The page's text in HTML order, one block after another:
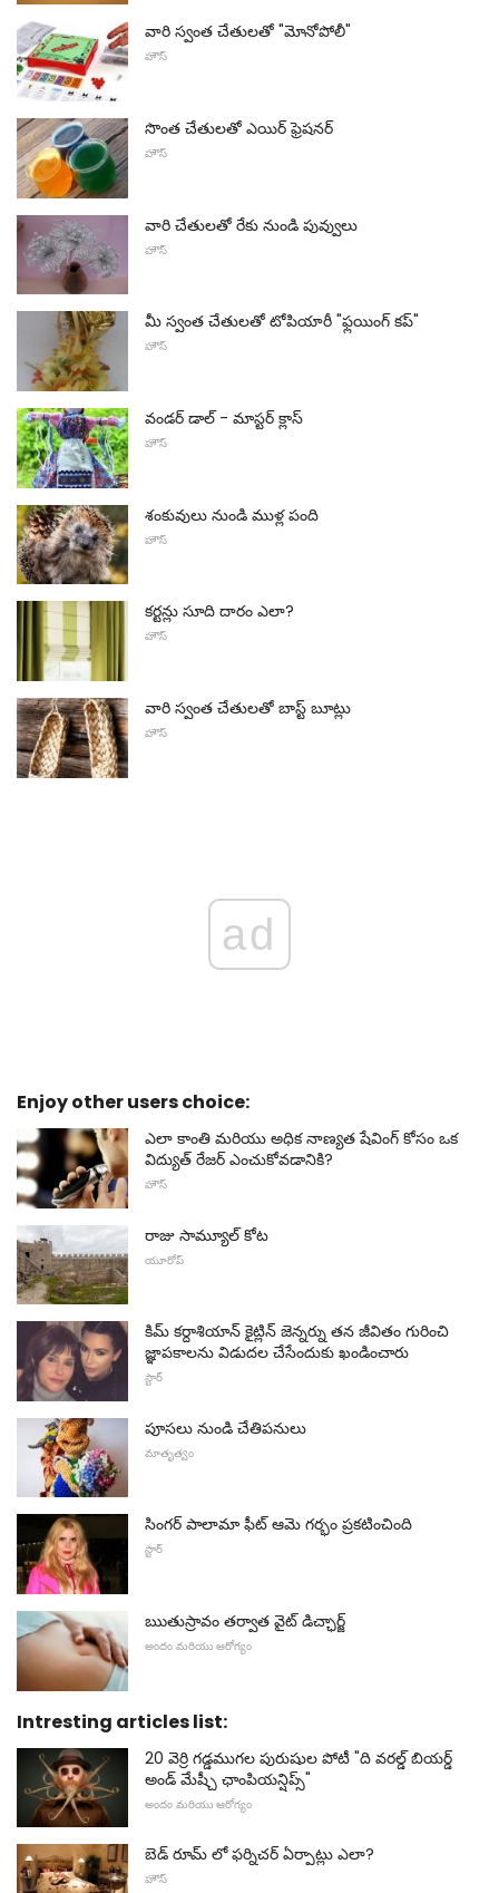
వారి స్వంత చేతులతో "మోనోపోలీ"
హౌస్
సొంత చేతులతో ఎయిర్ ఫ్రెషనర్
హౌస్
వారి చేతులతో రేకు నుండి పువ్వులు
హౌస్
మీ స్వంత చేతులతో టోపియారీ "ఫ్లయింగ్ కప్"
హౌస్
వండర్ డాల్ - మాస్టర్ క్లాస్
హౌస్
శంకువులు నుండి ముళ్ల పంది
హౌస్
కర్టన్లు సూది దారం ఎలా?
హౌస్
వారి స్వంత చేతులతో బాస్ట్ బూట్లు
హౌస్
ad
Enjoy other users choice:
ఎలా కాంతి మరియు అధిక నాణ్యత షేవింగ్ కోసం ఒక
విద్యుత్ రేజర్ ఎంచుకోవడానికి?
హౌస్
రాజు సామ్యూల్ కోట
యూరోప్
కిమ్ కర్దాశియాన్ కైట్లిన్ జెన్నర్ను తన జీవితం గురించి
జ్ఞాపకాలను విడుదల చేసేందుకు ఖండించారు
స్టార్
పూసలు నుండి చేతిపనులు
మాతృత్వం
సింగర్ పాలామా ఫీట్ ఆమె గర్భం ప్రకటించింది
స్టార్
ఋతుస్రావం తర్వాత వైట్ డిచ్ఛార్జ్
అందం మరియు ఆరోగ్యం
Intresting articles list:
20 వెర్రి గడ్డముగల పురుషుల పోటీ "ది వరల్డ్ బియర్డ్
అండ్ మేష్చీ ఛాంపియన్షిప్స్"
అందం మరియు ఆరోగ్యం
బెడ్ రూమ్ లో ఫర్నిచర్ ఏర్పాట్లు ఎలా?
హౌస్